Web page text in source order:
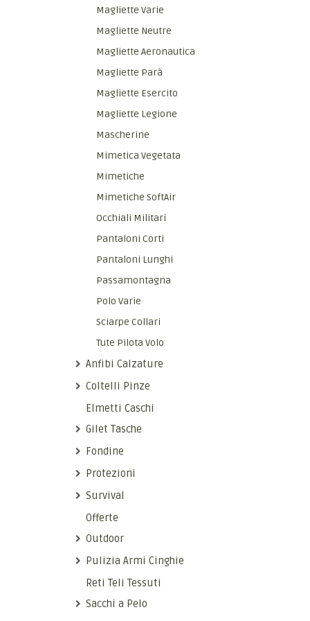
Magliette Varie
Magliette Neutre
Magliette Aeronautica
Magliette Parà
Magliette Esercito
Magliette Legione
Mascherine
Mimetica Vegetata
Mimetiche
Mimetiche SoftAir
Occhiali Militari
Pantaloni Corti
Pantaloni Lunghi
Passamontagna
Polo Varie
Sciarpe Collari
Tute Pilota Volo
Anfibi Calzature
Coltelli Pinze
Elmetti Caschi
Gilet Tasche
Fondine
Protezioni
Survival
Offerte
Outdoor
Pulizia Armi Cinghie
Reti Teli Tessuti
Sacchi a Pelo